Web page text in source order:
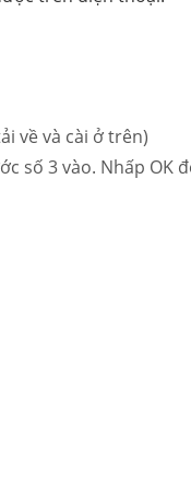
về và cài ở trên)
số 3 vào. Nhấp OK